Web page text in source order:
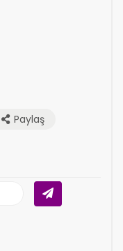
Paylaş